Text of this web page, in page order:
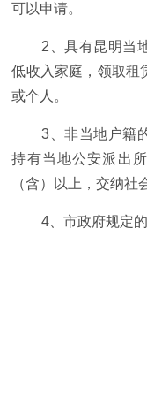
可以申请。
2、具有昆明当
低收入家庭，领取租
或个人。
3、非当地户籍
持有当地公安派出
（含）以上，交纳社
4、市政府规定